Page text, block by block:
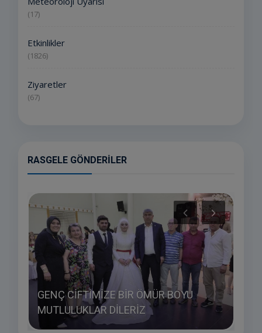
(17)
Etkinlikler
(1826)
Ziyaretler
(67)
RASGELE GÖNDERILER
GENÇ CİFTİMİZE BİR ÖMÜR BOYU
MUTLULUKLAR DİLERİZ